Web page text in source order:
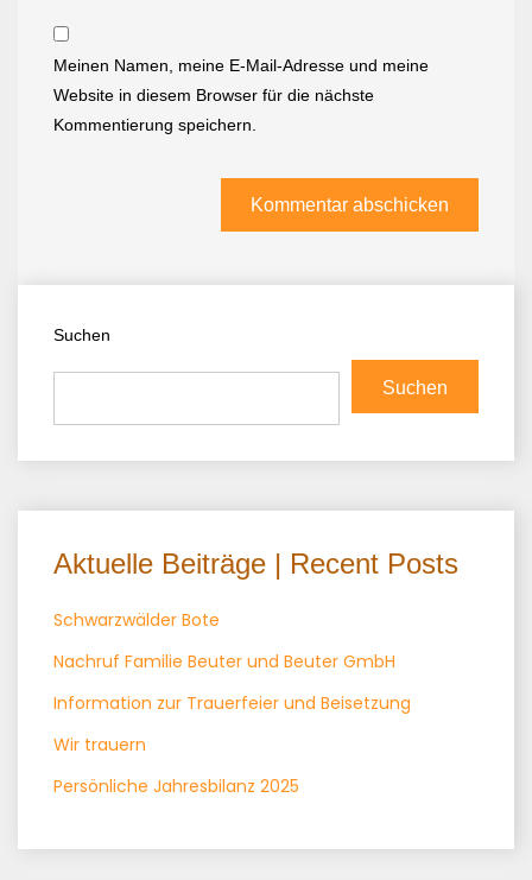
Meinen Namen, meine E-Mail-Adresse und meine
Website in diesem Browser für die nächste
Kommentierung speichern.
Suchen
Suchen
Aktuelle Beiträge | Recent Posts
Schwarzwälder Bote
Nachruf Familie Beuter und Beuter GmbH
Information zur Trauerfeier und Beisetzung
Wir trauern
Persönliche Jahresbilanz 2025